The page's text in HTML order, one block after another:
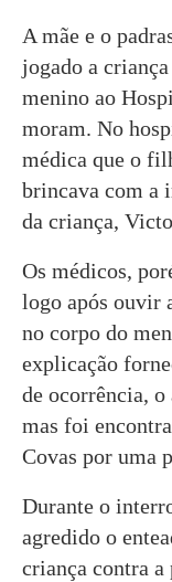
A mãe e o
jogado a
menino ao
moram. No
médica que o
brincava com a
da criança,
Os médicos,
logo após ouvir
no corpo do
explicação
de ocorrência,
mas foi
Covas por uma
Durante o
agredido o
criança contra a